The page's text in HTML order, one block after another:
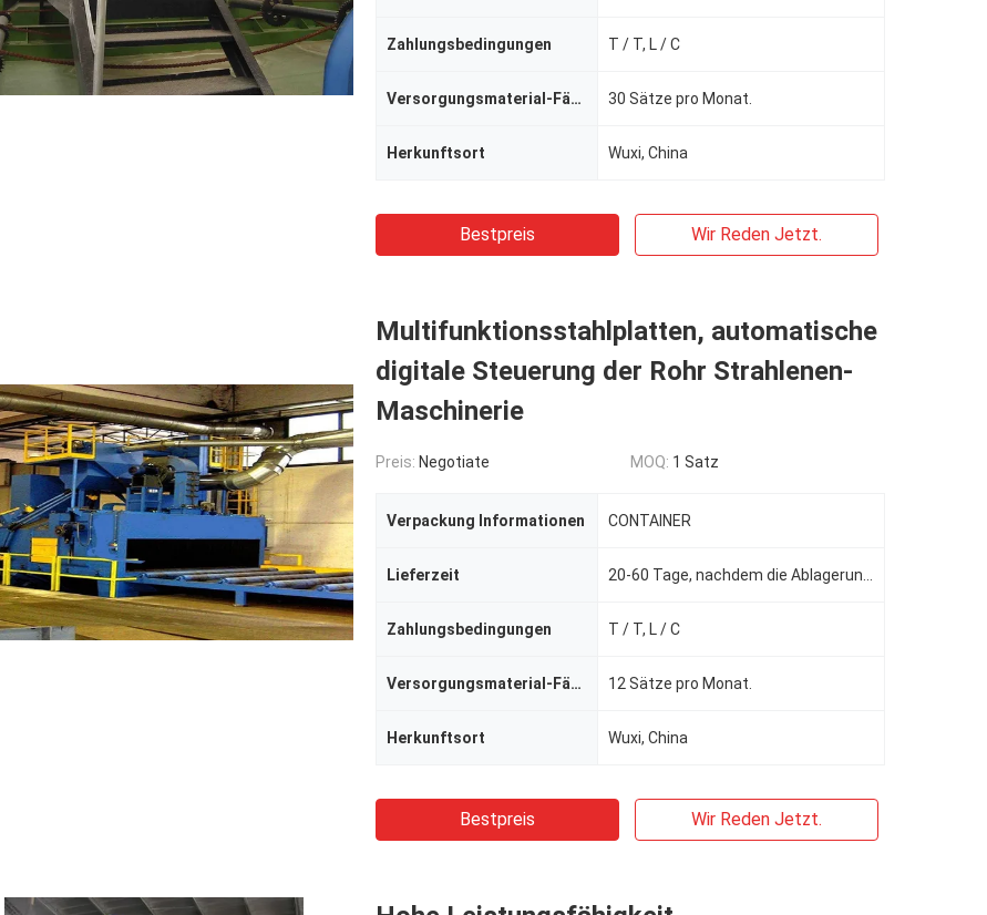
Zahlungsbedingungen T / T, L / C
Versorgungsmaterial-Fähigkeit 30 Sätze pro Monat.
Herkunftsort Wuxi, China
Bestpreis Wir Reden Jetzt.
Multifunktionsstahlplatten, automatische
digitale Steuerung der Rohr Strahlenen-
Maschinerie
Preis: Negotiate MOQ: 1 Satz
Verpackung Informationen CONTAINER
Lieferzeit
Zahlungsbedingungen T / T, L / C
Versorgungsmaterial-Fähigkeit 12 Sätze pro Monat.
Herkunftsort Wuxi, China
Bestpreis Wir Reden Jetzt.